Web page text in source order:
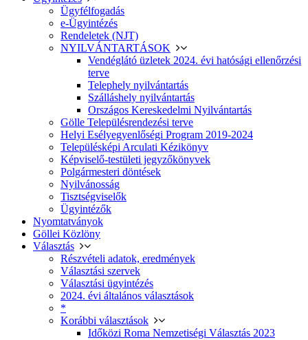
Ügyfélfogadás
e-Ügyintézés
Rendeletek (NJT)
NYILVÁNTARTÁSOK
Vendéglátó üzletek 2024. évi hatósági ellenőrzési
terve
Telephely nyilvántartás
Szálláshely nyilvántartás
Országos Kereskedelmi Nyilvántartás
Gölle Településrendezési terve
Helyi Esélyegyenlőségi Program 2019-2024
Településképi Arculati Kézikönyv
Képviselő-testületi jegyzőkönyvek
Polgármesteri döntések
Nyilvánosság
Tisztségviselők
Ügyintézők
Nyomtatványok
Göllei Közlöny
Választás
Részvételi adatok, eredmények
Választási szervek
Választási ügyintézés
2024. évi általános választások
*
Korábbi választások
Időközi Roma Nemzetiségi Választás 2023